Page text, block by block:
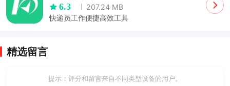
6.3
207.24 MB
快递员工作便捷高效工具
精选留言
提示：评分和留言来自不同类型设备的用户。